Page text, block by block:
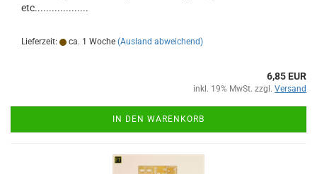
etc...................
Lieferzeit: ca. 1 Woche (Ausland abweichend)
6,85 EUR
inkl. 19% MwSt. zzgl. Versand
IN DEN WARENKORB